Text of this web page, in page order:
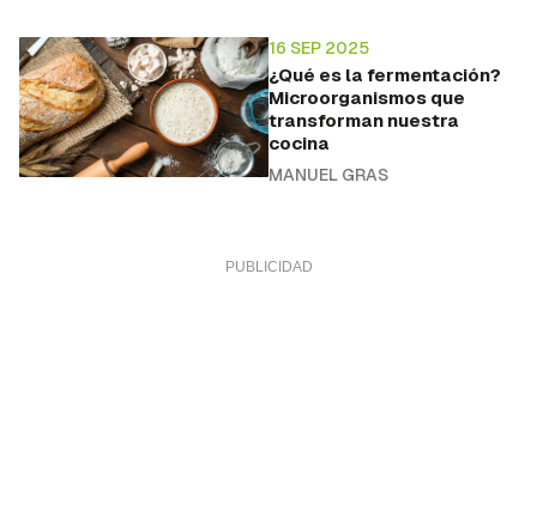
16 SEP 2025
¿Qué es la fermentación?
Microorganismos que
transforman nuestra
cocina
MANUEL GRAS